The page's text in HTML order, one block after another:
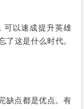
可以速成提升英雄
了这是什么时代。
缺点都是优点。有